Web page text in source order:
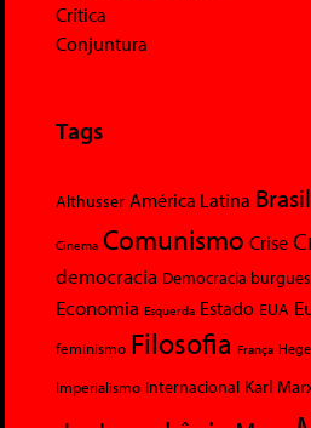
Crítica
Conjuntura
Tags
Althusser América Latina Brasil
Cinema Comunismo Crise
democracia Democracia
Economia Esquerda Estado EUA
feminismo Filosofia França
Imperialismo Internacional Karl